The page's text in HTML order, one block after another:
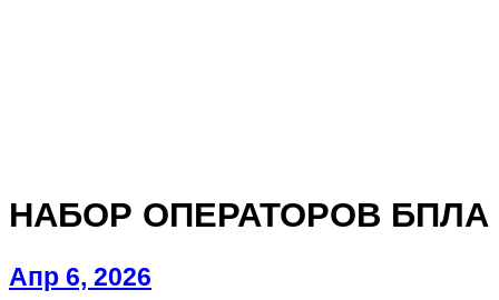
НАБОР ОПЕРАТОРОВ БПЛА
Апр 6, 2026